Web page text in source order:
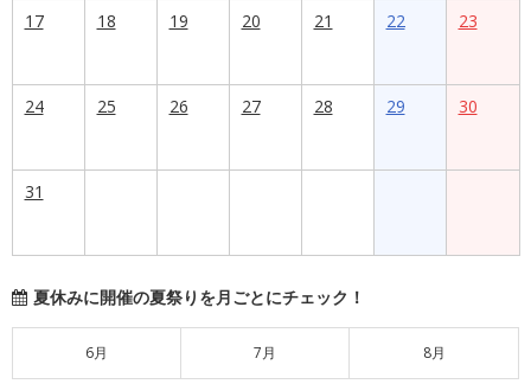
17
18 19 20 21 22 23
24 25 26 27 28 29 30
31
夏休みに開催の夏祭りを月ごとにチェック！
6月 7月 8月